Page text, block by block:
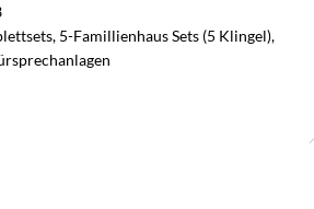
, 5-Famillienhaus Sets (5 Klingel),